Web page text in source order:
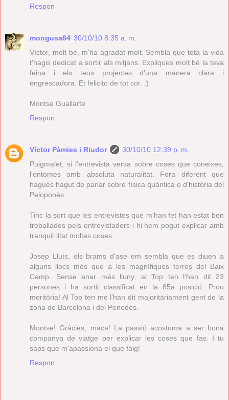
Respon
mongusa64 30/10/10 8:35 a. m.
Víctor, molt bé, m'ha agradat molt. Sembla que tota la vida
t'hagis dedicat a sortir als mitjans. Expliques molt bé la teva
feina i els teus projectes d'una manera clara i
engrescadora. Et felicito de tot cor. :)
Montse Guallarte
Respon
Víctor Pàmies i Riudor
30/10/10 12:39 p. m.
Puigmalet, si l'entrevista versa sobre coses que coneixes,
l'entomes amb absoluta naturalitat. Fora diferent que
hagués hagut de parlar sobre física quàntica o d'història del
Peloponès.
Tinc la sort que les entrevistes que m'han fet han estat ben
treballades pels entrevistadors i hi hem pogut explicar amb
tranquil·litat moltes coses.
Josep Lluís, els brams d'ase em sembla que es diuen a
alguns llocs més que a les magnífiques terres del Baix
Camp. Sense anar més lluny, al Top ten l'han dit 23
persones i ha sortit classificat en la 85a posició. Prou
meritòria! Al Top ten me l'han dit majoritàriament gent de la
zona de Barcelona i del Penedès.
Montse! Gràcies, maca! La passió acostuma a ser bona
companya de viatge per explicar les coses que fas. I tu
saps que m'apassiona el que faig!
Respon